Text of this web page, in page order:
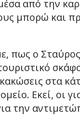
από την
μπορώ και
πως ο
στα
Εκεί, οι
την